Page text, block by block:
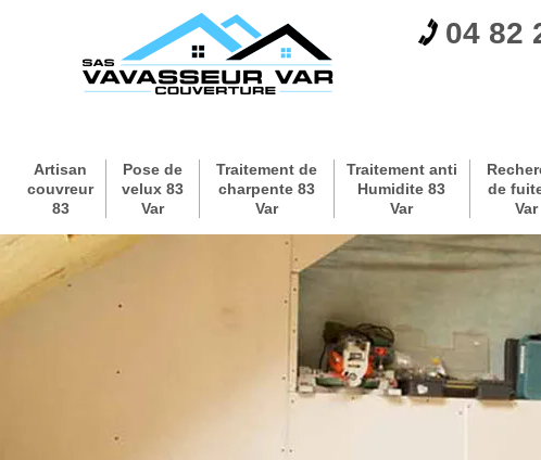
04 82
Artisan
couvreur
83
Pose de
velux 83
Var
Traitement de
charpente 83
Var
Traitement anti
Humidite 83
Var
de
Var